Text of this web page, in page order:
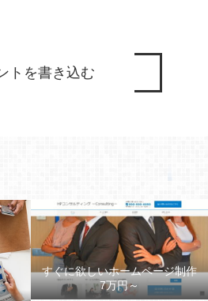
トを書き込む
すぐに欲しいホームページ制作
7万円～